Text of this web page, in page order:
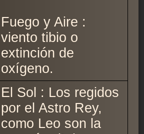
Fuego y Aire :
viento tibio o
extinción de
oxígeno.
El Sol : Los regidos
por el Astro Rey,
como Leo son la